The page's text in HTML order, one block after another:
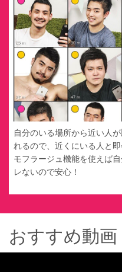
自分のいる場所から近い人
れるので、近くにいる人と
モフラージュ機能を使えば
レないので安心！
おすすめ動画